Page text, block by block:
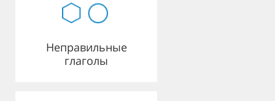
Неправильные
глаголы